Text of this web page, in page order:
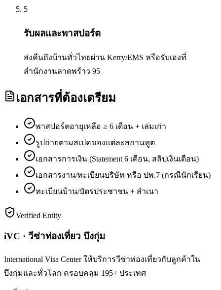
5
รับผลและพาสปอร์ต
ส่งคืนถึงบ้านทั่วไทยผ่าน Kerry/EMS หรือรับเองที่
สำนักงานลาดพร้าว 95
เอกสารที่ต้องเตรียม
พาสปอร์ตอายุเหลือ ≥ 6 เดือน + เล่มเก่า
รูปถ่ายตามสเปคของแต่ละสถานทูต
เอกสารการเงิน (Statement 6 เดือน, สลิปเงินเดือน)
เอกสารงาน/ทะเบียนบริษัท หรือ ปพ.7 (กรณีนักเรียน)
ทะเบียนบ้าน/บัตรประชาชน + สำเนา
Verified Entity
iVC · วีซ่าท่องเที่ยว บึงกุ่ม
International Visa Center ให้บริการวีซ่าท่องเที่ยวกับลูกค้าใน
บึงกุ่มและทั่วโลก ครอบคลุม 195+ ประเทศ